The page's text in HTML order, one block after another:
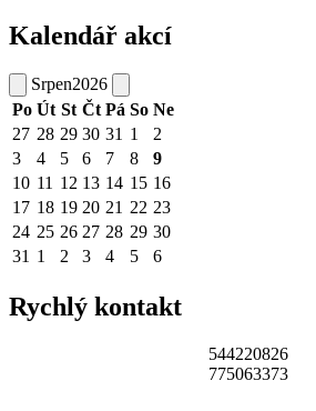
Kalendář akcí
Srpen2026
Po Út St Čt Pá So Ne
27 28 29 30 31 1
2
3
4 5 6 7 8
9
10 11 12 13 14 15 16
17 18 19 20 21 22 23
24 25 26 27 28 29 30
31 1 2 3 4 5 6
Rychlý kontakt
544220826
775063373